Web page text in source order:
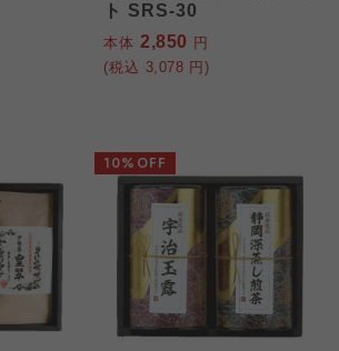
ト SRS-30
本体 2,850 円
(税込 3,078 円)
10%OFF